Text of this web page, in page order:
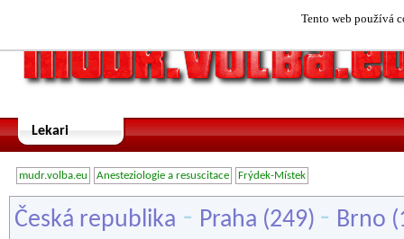
Tento web používá
Lekari
mudr.volba.eu Anesteziologie a resuscitace Frýdek-Místek
Česká republika - Praha (249) - Brno